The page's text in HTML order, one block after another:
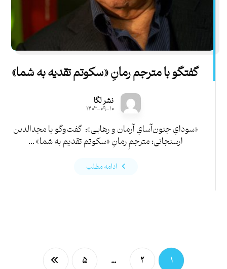
گفتگو با مترجم رمانِ «سکوتم تقدیه به شما»
نشر لگا
۱۴۰۳-۰۹-۱۰
«سودایِ جنون‌‌‌آسایِ آرمان و رهايی»: گفت‌وگو با مجدالدين
ارسنجانی؛ مترجمِ رمانِ «سكوتم تقديم به شما» ...
ادامه مطلب
۱ ۲ … ۵